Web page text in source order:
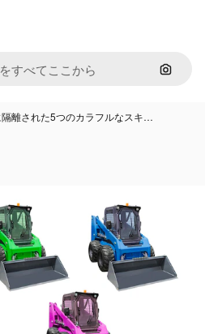
画像で
離された5つのカラフルなスキ…